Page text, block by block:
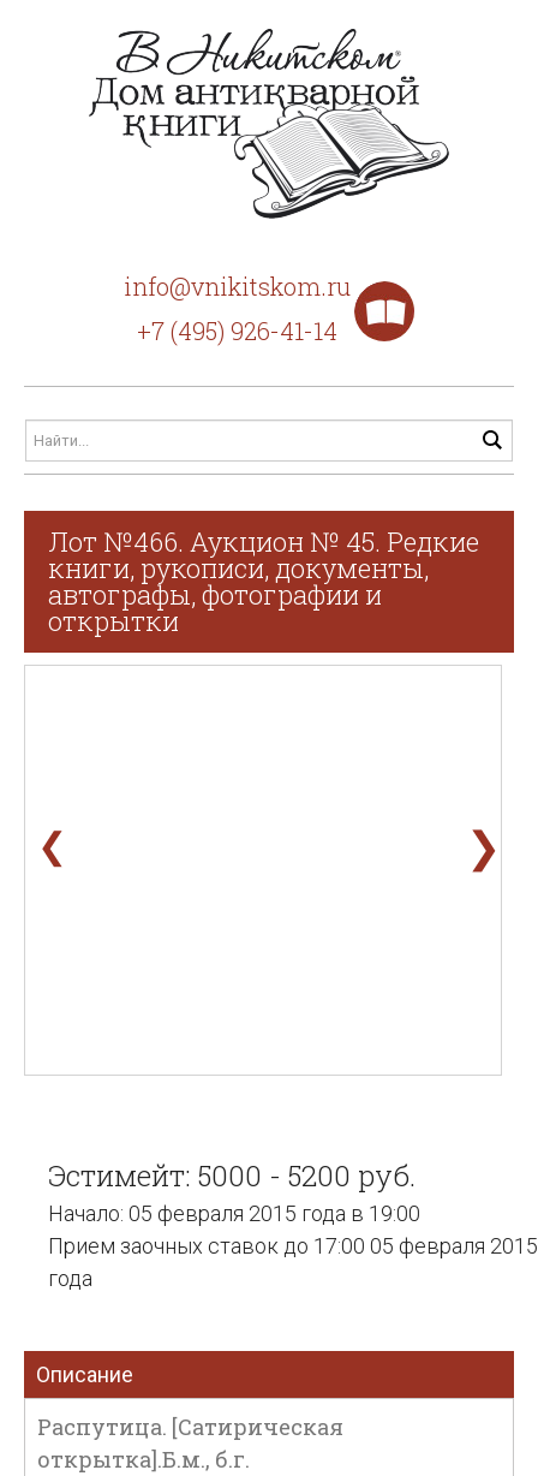
info@vnikitskom.ru
+7 (495) 926-41-14
Лот №466. Аукцион № 45. Редкие
книги, рукописи, документы,
автографы, фотографии и
открытки
❮ ❯
Эстимейт: 5000 - 5200 руб.
Начало: 05 февраля 2015 года в 19:00
Прием заочных ставок до 17:00 05 февраля 2015
года
Описание
Распутица. [Сатирическая
открытка].Б.м., б.г.